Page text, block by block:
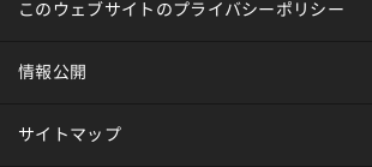
このウェブサイトのプライバシーポリシー
情報公開
サイトマップ